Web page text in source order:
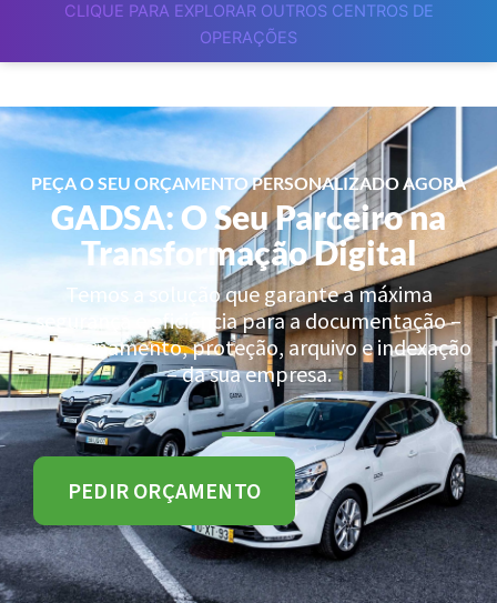
CLIQUE PARA EXPLORAR OUTROS CENTROS DE
OPERAÇÕES
PEÇA O SEU ORÇAMENTO PERSONALIZADO AGORA
GADSA: O Seu Parceiro na
Transformação Digital
Temos a solução que garante a máxima
segurança e eficiência para a documentação –
armazenamento, proteção, arquivo e indexação
– da sua empresa.
PEDIR ORÇAMENTO